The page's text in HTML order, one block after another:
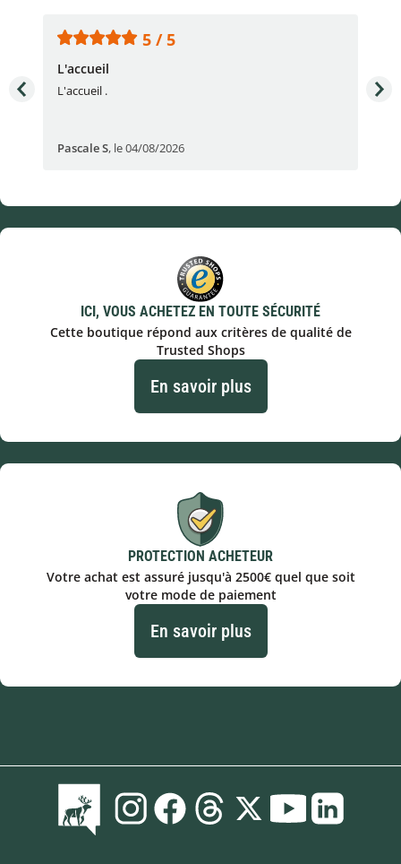
5 / 5
L'accueil
L'accueil .
Pascale S, le 04/08/2026
ICI, VOUS ACHETEZ EN TOUTE SÉCURITÉ
Cette boutique répond aux critères de qualité de
Trusted Shops
En savoir plus
PROTECTION ACHETEUR
Votre achat est assuré jusqu'à 2500€ quel que soit
votre mode de paiement
En savoir plus